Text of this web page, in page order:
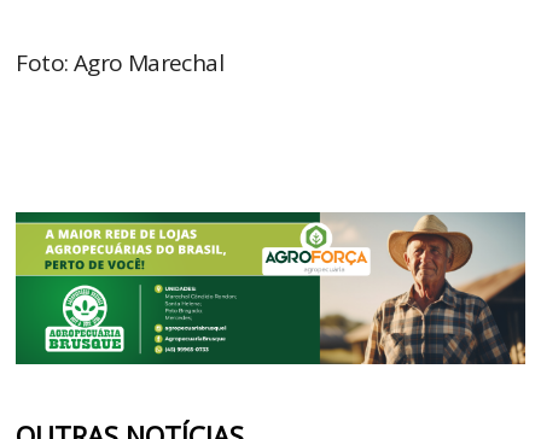
Foto: Agro Marechal